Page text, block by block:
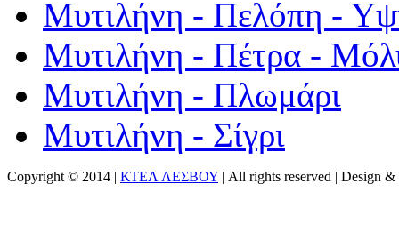
Μυτιλήνη - Πελόπη -
Μυτιλήνη - Πέτρα -
Μυτιλήνη - Πλωμάρι
Μυτιλήνη - Σίγρι
Copyright © 2014 | ΚΤΕΛ ΛΕΣΒΟΥ | All rights reserved | Design &